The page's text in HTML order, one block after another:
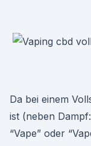
Da bei einem
ist (neben
“Vape” oder